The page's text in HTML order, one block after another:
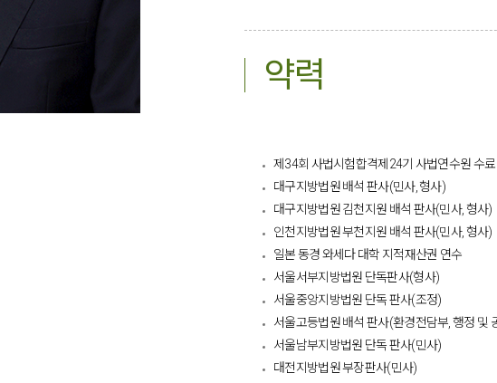
약력
제34회 사법시험합격제24기 사법연수원 수료
대구지방법원 배석 판사(민사, 형사)
대구지방법원 김천지원 배석 판사(민사, 형사)
인천지방법원 부천지원 배석 판사(민사, 형사)
일본 동경 와세다 대학 지적재산권 연수
서울서부지방법원 단독판사(형사)
서울중앙지방법원 단독 판사(조정)
서울고등법원 배석 판사(환경전담부, 행정 및
서울남부지방법원 단독 판사(민사)
대전지방법원 부장판사(민사)